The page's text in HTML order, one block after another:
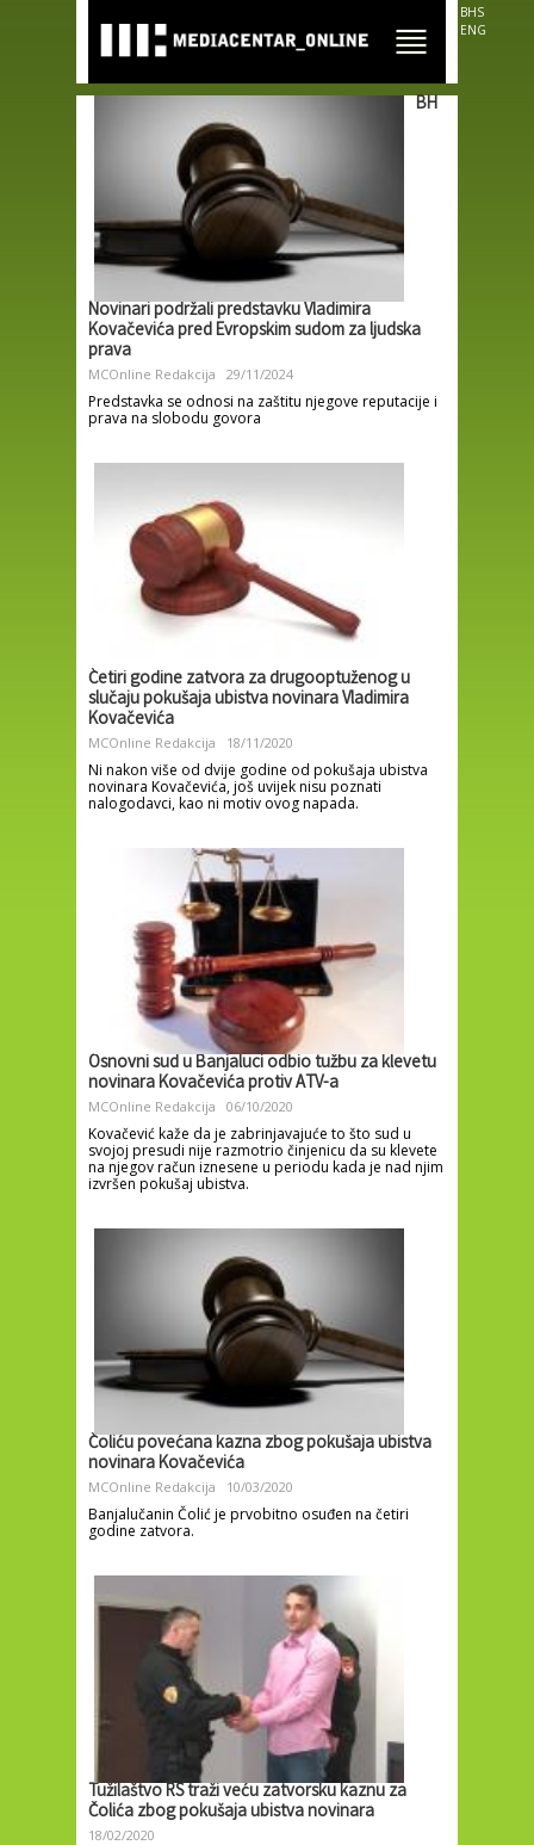
main
content
BHS
ENG
BH
Novinari podržali predstavku Vladimira
Kovačevića pred Evropskim sudom za ljudska
prava
MCOnline Redakcija 29/11/2024
Predstavka se odnosi na zaštitu njegove reputacije i
prava na slobodu govora
Četiri godine zatvora za drugooptuženog u
slučaju pokušaja ubistva novinara Vladimira
Kovačevića
MCOnline Redakcija 18/11/2020
Ni nakon više od dvije godine od pokušaja ubistva
novinara Kovačevića, još uvijek nisu poznati
nalogodavci, kao ni motiv ovog napada.
Osnovni sud u Banjaluci odbio tužbu za klevetu
novinara Kovačevića protiv ATV-a
MCOnline Redakcija 06/10/2020
Kovačević kaže da je zabrinjavajuće to što sud u
svojoj presudi nije razmotrio činjenicu da su klevete
na njegov račun iznesene u periodu kada je nad njim
izvršen pokušaj ubistva.
Čoliću povećana kazna zbog pokušaja ubistva
novinara Kovačevića
MCOnline Redakcija 10/03/2020
Banjalučanin Čolić je prvobitno osuđen na četiri
godine zatvora.
Tužilaštvo RS traži veću zatvorsku kaznu za
Čolića zbog pokušaja ubistva novinara
18/02/2020